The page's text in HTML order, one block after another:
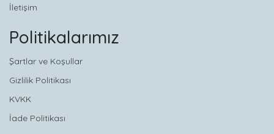
İletişim
Politikalarımız
Şartlar ve Koşullar
Gizlilik Politikası
KVKK
İade Politikası